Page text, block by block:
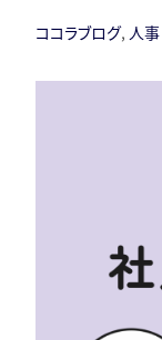
ココラブログ, 人事